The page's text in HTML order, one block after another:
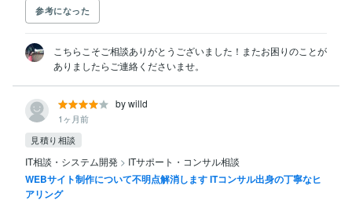
参考になった
こちらこそご相談ありがとうございました！またお困りのことが
ありましたらご連絡くださいませ。
by willd
1ヶ月前
見積り相談
IT相談・システム開発 > ITサポート・コンサル相談
WEBサイト制作について不明点解消します ITコンサル出身の丁寧なヒ
アリング